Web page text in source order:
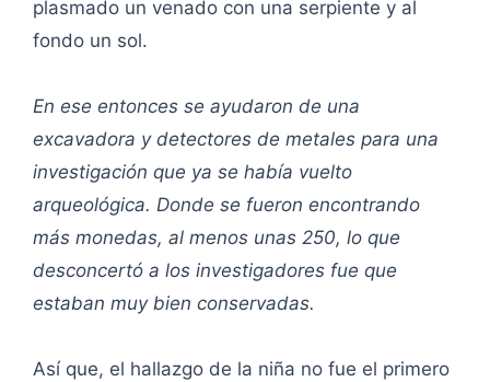
plasmado un venado con una serpiente y al
fondo un sol.
En ese entonces se ayudaron de una
excavadora y detectores de metales para una
investigación que ya se había vuelto
arqueológica. Donde se fueron encontrando
más monedas, al menos unas 250, lo que
desconcertó a los investigadores fue que
estaban muy bien conservadas.
Así que, el hallazgo de la niña no fue el primero